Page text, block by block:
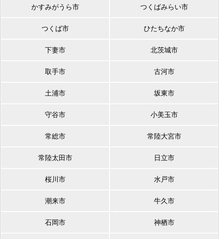
かすみがうら市 つくばみらい市
つくば市 ひたちなか市
下妻市 北茨城市
取手市 古河市
土浦市 坂東市
守谷市 小美玉市
常総市 常陸大宮市
常陸太田市 日立市
桜川市 水戸市
潮来市 牛久市
石岡市 神栖市